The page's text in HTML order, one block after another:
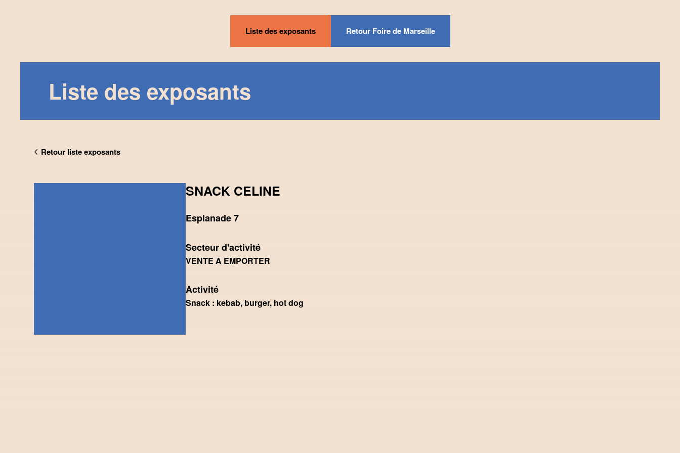
Liste des exposants Retour Foire de Marseille
Liste des exposants
Retour liste exposants
SNACK CELINE
Esplanade 7
Secteur d'activité
VENTE A EMPORTER
Activité
Snack : kebab, burger, hot dog